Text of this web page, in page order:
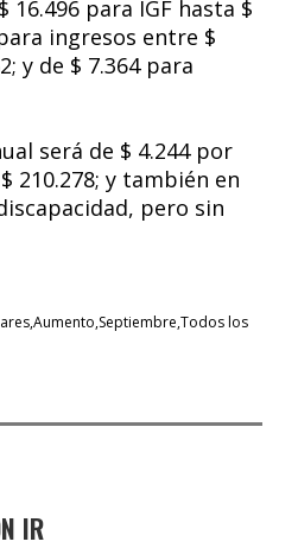
16.496 para IGF hasta $
ingresos entre $
y de $ 7.364 para
será de $ 4.244 por
210.278; y también en
pero sin
Aumento Septiembre Todos los
IR